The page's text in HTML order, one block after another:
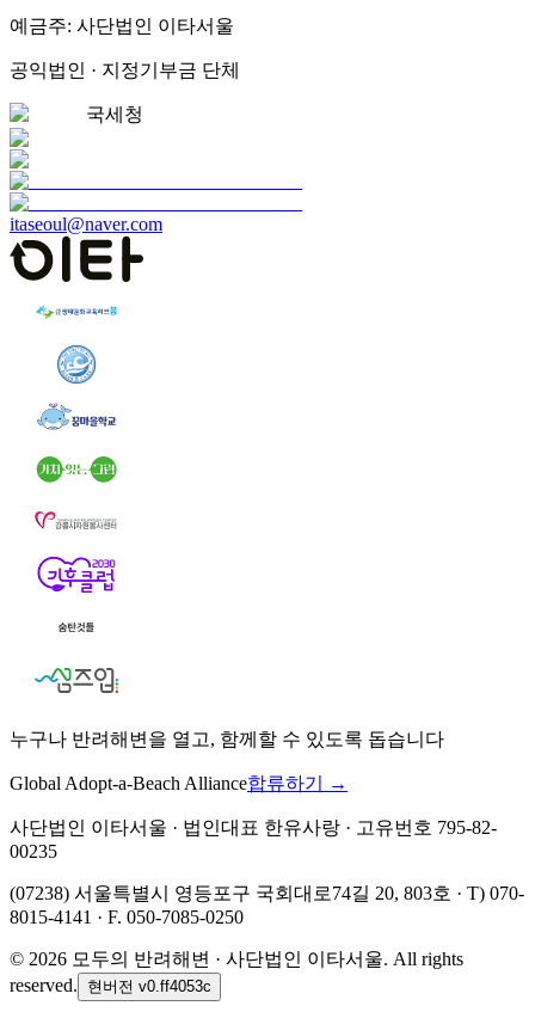
예금주: 사단법인 이타서울
공익법인 · 지정기부금 단체
국세청
itaseoul@naver.com
누구나 반려해변을 열고, 함께할 수 있도록 돕습니다
Global Adopt-a-Beach Alliance합류하기 →
사단법인 이타서울 · 법인대표 한유사랑 · 고유번호 795-82-
00235
(07238) 서울특별시 영등포구 국회대로74길 20, 803호 · T) 070-
8015-4141 · F. 050-7085-0250
© 2026 모두의 반려해변 · 사단법인 이타서울. All rights
reserved.
현버전 v0.ff4053c